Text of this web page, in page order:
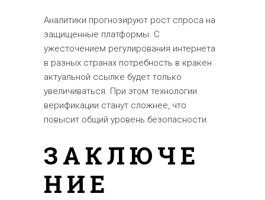
Аналитики прогнозируют рост спроса на
защищенные платформы. С
ужесточением регулирования интернета
в разных странах потребность в кракен
актуальной ссылке будет только
увеличиваться. При этом технологии
верификации станут сложнее, что
повысит общий уровень безопасности.
ЗАКЛЮЧЕ
НИЕ